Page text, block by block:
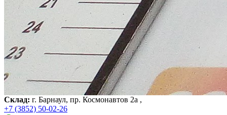
Склад: г. Барнаул, пр. Космонавтов 2а ,
+7 (3852) 50-02-26